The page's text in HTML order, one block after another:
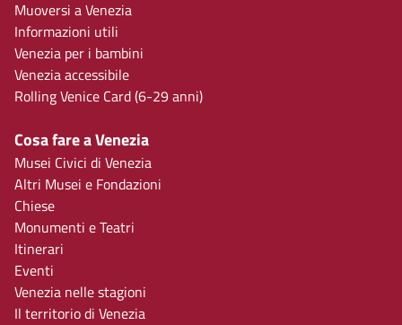
Muoversi a Venezia
Informazioni utili
Venezia per i bambini
Venezia accessibile
Rolling Venice Card (6-29 anni)
Cosa fare a Venezia
Musei Civici di Venezia
Altri Musei e Fondazioni
Chiese
Monumenti e Teatri
Itinerari
Eventi
Venezia nelle stagioni
Il territorio di Venezia